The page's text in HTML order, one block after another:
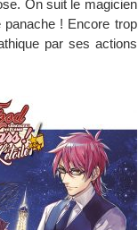
On suit le magicien
panache ! Encore trop
par ses actions